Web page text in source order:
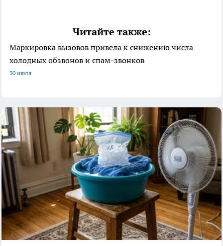
Читайте также:
Маркировка вызовов привела к снижению числа
холодных обзвонов и спам-звонков
30 июля